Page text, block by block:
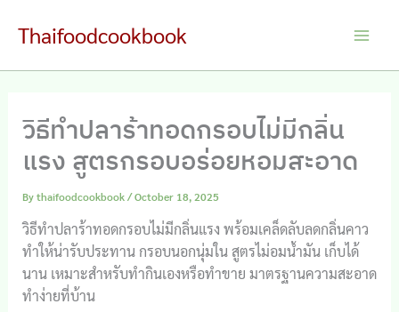
Thaifoodcookbook
วิธีทำปลาร้าทอดกรอบไม่มีกลิ่น
แรง สูตรกรอบอร่อยหอมสะอาด
Bythaifoodcookbook/October 18, 2025
วิธีทำปลาร้าทอดกรอบไม่มีกลิ่นแรง พร้อมเคล็ดลับลดกลิ่นคาว
ทำให้น่ารับประทาน กรอบนอกนุ่มใน สูตรไม่อมน้ำมัน เก็บได้
นาน เหมาะสำหรับทำกินเองหรือทำขาย มาตรฐานความสะอาด
ทำง่ายที่บ้าน